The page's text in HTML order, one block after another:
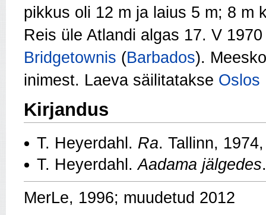
pikkus oli 12 m ja laius 5 m; 8 m
Reis üle Atlandi algas 17. V
Bridgetownis (Barbados).
inimest. Laeva säilitatakse Oslos
Kirjandus
T. Heyerdahl. Ra. Tallinn,
T. Heyerdahl.Aadama jälgedes
MerLe, 1996; muudetud 2012